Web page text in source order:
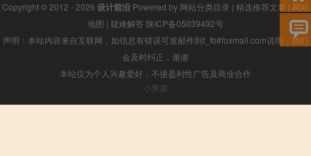
Copyright © 2012 - 2026 设计前沿 Powered by 网站分类目录 | 精选推荐文章 | 网站
地图 | 疑难解答 陕ICP备05039492号
声明：本站内容来自互联网，如信息有错误可发邮件到f_fb#foxmail.com说明，我们
会及时纠正，谢谢
本站仅为个人兴趣爱好，不接盈利性广告及商业合作
小男孩